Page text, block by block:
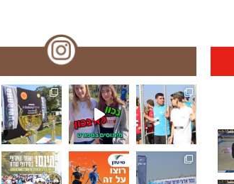
כדי לעזור לנו לנפץ כמה
🏆🏃‍♀️🏃 🌞🌼האליפות הארצית במרוצי שדה!! עמק המעיינות
שדה!! משדה...רוצו על זה!! וג
הארצית במרוצי שדה!!מאות משתתפ
🏆🏃‍♀️🏃 מחר!! האליפות הארצית במרוצי שדה! מאות משתתפ